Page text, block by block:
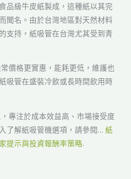
品級牛皮紙製成，這種紙以其完
聞名。由於台灣地區對天然材料
支持，紙吸管在台灣尤其受到青
價格更實惠，能耗更低，維護也
吸管在盛裝冷飲或長時間飲用時
專注於成本效益高、市場接受度
了解紙吸管機選項，請參閱…紙
提示與投資報酬率策略.